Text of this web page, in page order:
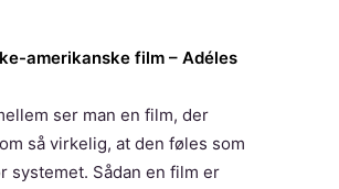
amerikanske film – Adéles
ser man en film, der
så virkelig, at den føles som
systemet. Sådan en film er